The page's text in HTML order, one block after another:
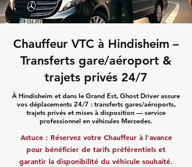
Chauffeur VTC à Hindisheim –
Transferts gare/aéroport &
trajets privés 24/7
À Hindisheim et dans le Grand Est, Ghost Driver assure
vos déplacements 24/7 : transferts gares/aéroports,
trajets privés et mises à disposition — service
professionnel en véhicules Mercedes.
Astuce : Réservez votre Chauffeur à l'avance
pour bénéficier de tarifs préférentiels et
garantir la disponibilité du véhicule souhaité.